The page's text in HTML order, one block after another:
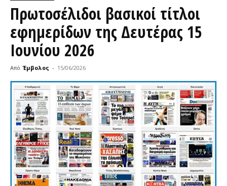
Πρωτοσέλιδοι βασικοί τίτλοι
εφημερίδων της Δευτέρας 15
Ιουνίου 2026
Από Έμβολος - 15/06/2026